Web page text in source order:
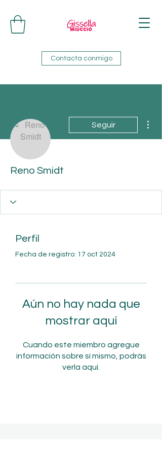
Contacta conmigo
Seguir
Reno Smidt
Perfil
Fecha de registro: 17 oct 2024
Aún no hay nada que
mostrar aquí
Cuando este miembro agregue
información sobre sí mismo, podrás
verla aquí.